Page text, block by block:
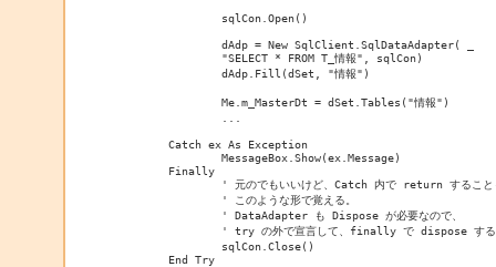
		sqlCon.Open()
		dAdp = New SqlClient.SqlDataAdapter( _
		"SELECT * FROM T_情報", sqlCon)
		dAdp.Fill(dSet, "情報")
		Me.m_MasterDt = dSet.Tables("情報")
	Catch ex As Exception
		MessageBox.Show(ex.Message)
	Finally
' 元のでもいいけど、Catch 内で return すること
		' このような形で覚える。
		' DataAdapter も Dispose が必要なので、
		' try の外で宣言して、finally で dispose する
		sqlCon.Close()
	End Try